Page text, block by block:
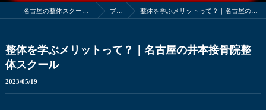
ブログ 整体を学ぶメリットって？｜名古屋の井本接骨院整体スクール
整体を学ぶメリットって？｜名古屋の井本接骨院整
体スクール
2023/05/19